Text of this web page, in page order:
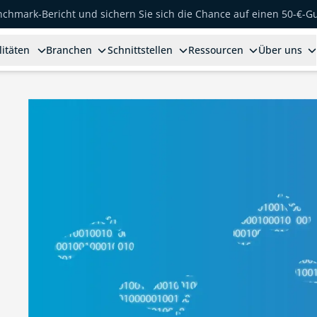
Bericht und sichern Sie sich die Chance auf einen 50-€-
Branchen Schnittstellen Ressourcen Über uns